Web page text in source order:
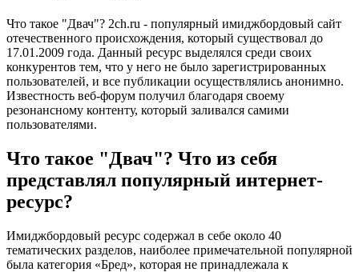
Что такое "Двач"? 2ch.ru - популярный имиджбордовый сайт
отечественного происхождения, который существовал до
17.01.2009 года. Данный ресурс выделялся среди своих
конкурентов тем, что у него не было зарегистрированных
пользователей, и все публикации осуществлялись анонимно.
Известность веб-форум получил благодаря своему
резонансному контенту, который заливался самими
пользователями.
Что такое "Двач"? Что из себя
представлял популярный интернет-
ресурс?
Имиджбордовый ресурс содержал в себе около 40
тематических разделов, наиболее примечательной популярной
была категория «Бред», которая не принадлежала к